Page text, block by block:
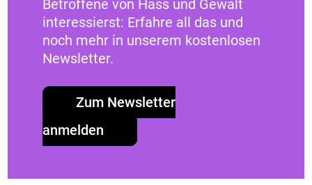
Tipps & Tricks
How to become an Ally: Die goldenen
Privilegien können dazu genutzt werden,
BIPoC zu unterstützen und Themen in den
Fokus zu rücken. Was kann man noch tun,
Betroffene von Hass und Gewalt
interessierst: Erfahre all das und
noch mehr in unserem kostenlosen
Newsletter.
Zum Newsletter
anmelden